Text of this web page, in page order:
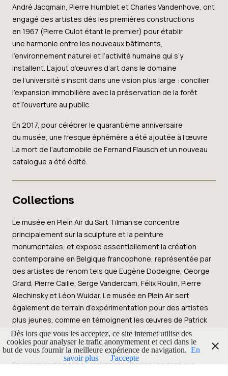
André Jacqmain, Pierre Humblet et Charles Vandenhove, ont
engagé des artistes dès les premières constructions
en 1967 (Pierre Culot étant le premier) pour établir
une harmonie entre les nouveaux bâtiments,
l’environnement naturel et l’activité humaine qui s’y
installent. L’ajout d’œuvres d’art dans le domaine
de l’université s’inscrit dans une vision plus large : concilier
l’expansion immobilière avec la préservation de la forêt
et l’ouverture au public.
En 2017, pour célébrer le quarantième anniversaire
du musée, une fresque éphémère a été ajoutée à l’œuvre
La mort de l’automobile de Fernand Flausch et un nouveau
catalogue a été édité.
Collections
Le musée en Plein Air du Sart Tilman se concentre
principalement sur la sculpture et la peinture
monumentales, et expose essentiellement la création
contemporaine en Belgique francophone, représentée par
des artistes de renom tels que Eugène Dodeigne, George
Grard, Pierre Caille, Serge Vandercam, Félix Roulin, Pierre
Alechinsky et Léon Wuidar. Le musée en Plein Air sert
également de terrain d’expérimentation pour des artistes
plus jeunes, comme en témoignent les œuvres de Patrick
Corillon, Gérald Dederen, Daniel Dutrieux, Jean-Pierre
Husquinet et Émile Desmedt.
En collaboration avec l’architecte Charles Vandenhove,
Dès lors que vous les acceptez, ce site internet utilise des
cookies pour analyser le trafic anonymement et ceci dans le
but de vous fournir la meilleure expérience de navigation. En
savoir plus
J'accepte